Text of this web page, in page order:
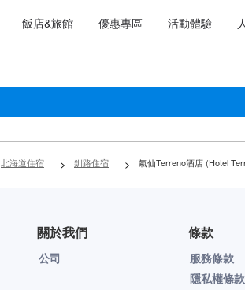
飯店&旅館 優惠專區 活動體驗
北海道住宿 > 釧路住宿 > 氣仙Terreno酒店 (Hotel
關於我們
公司
條款
服務條款
隱私權條款